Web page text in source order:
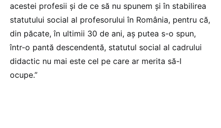
acestei profesii și de ce să nu spunem și în stabilirea
statutului social al profesorului în România, pentru că,
din păcate, în ultimii 30 de ani, aș putea s-o spun,
într-o pantă descendentă, statutul social al cadrului
didactic nu mai este cel pe care ar merita să-l
ocupe.”